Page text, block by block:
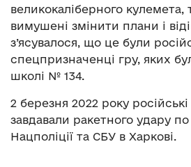
великокаліберного кулемета,
вимушені змінити плани і
з’ясувалося, що це були
спецпризначенці гру, яких
школі № 134.
2 березня 2022 року
завдавали ракетного удару
Нацполіції та СБУ в Харкові.